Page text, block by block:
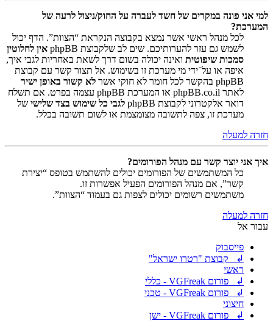
למי אני פונה במקרים של חשד לעברה על החוק/ניצול לרעה של
המערכת?
לכל מנהל ראשי אשר נמצא בקבוצה הנקראת “הצוות”. הדף יכול
לשמש גם עזר להערותיכם. שים לב שלקבוצת phpBB
אין לחלוטין
סמכות שיפוטית ואינה יכולה בשום דרך לשאת באחריות לגבי איך,
איפה או על־ידי מי מערכת זו בשימוש. אל תצור קשר עם קבוצת
phpBB בהקשר לכל חומר לא חוקי אשר
לא קשור באופן ישיר
לאתר phpBB.co.il או המערכת phpBB עצמה בפרט. אם תשלח
דואר אלקטרוני לקבוצת phpBB
לגבי כל שימוש בצד שלישי של
מערכת זו, צפה לתשובה מצומצמת או לשום תשובה בכלל.
חזרה למעלה
איך אני יוצר קשר עם מנהל הפורומים?
כל המשתמשים של הפורומים יכולים להשתמש בטופס “יצירת
קשר”, אם מנהל הפורומים הפעיל אפשרות זו.
משתמשים רשומים יכולים לצפות גם בעמוד “הצוות”.
חזרה למעלה
עבור אל
פייסבוק
↲ קבוצת "רטרו ישראל"
ראשי
↲ פורום VGFreak - כללי
↲ פורום VGFreak - טכני
חיצוני
↲ פורום VGFreak - ישן